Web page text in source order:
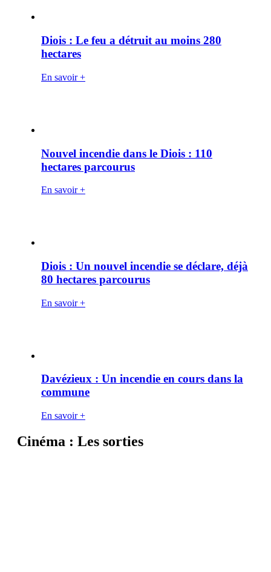
Diois : Le feu a détruit au moins 280
hectares
En savoir +
Nouvel incendie dans le Diois : 110
hectares parcourus
En savoir +
Diois : Un nouvel incendie se déclare, déjà
80 hectares parcourus
En savoir +
Davézieux : Un incendie en cours dans la
commune
En savoir +
Cinéma : Les sorties